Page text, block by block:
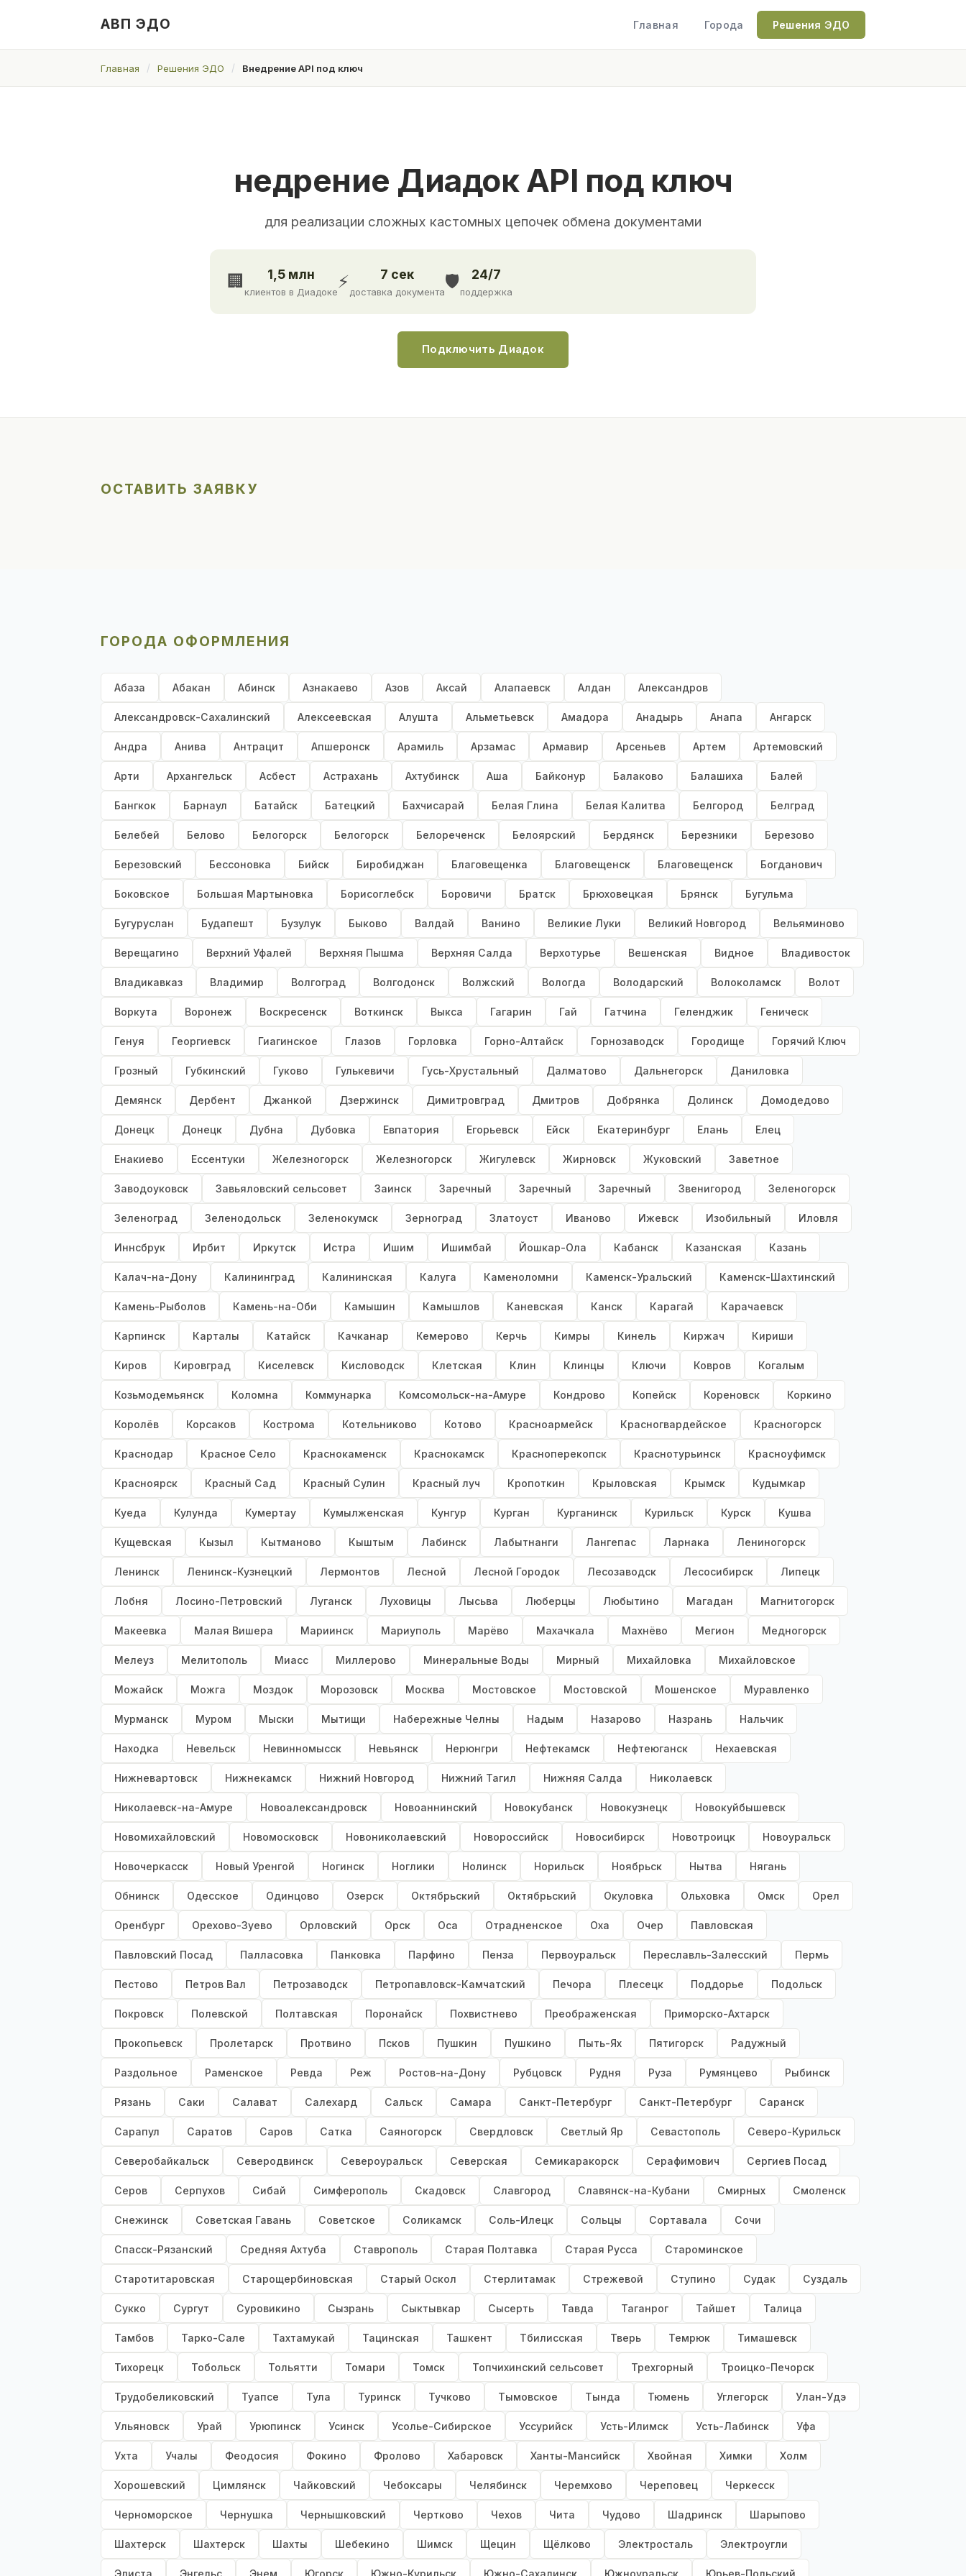
АВП ЭДО Главная Города Решения ЭДО
Главная Решения ЭДО Внедрение API под ключ
недрение Диадок API под ключ
для реализации сложных кастомных цепочек обмена документами
🏢 1,5 млн
клиентов в Диадоке
⚡ 7 сек
доставка документа
🛡️ 24/7
поддержка
Подключить Диадок
ОСТАВИТЬ ЗАЯВКУ
ГОРОДА ОФОРМЛЕНИЯ
Абаза Абакан Абинск Азнакаево Азов Аксай Алапаевск Алдан Александров
Александровск-Сахалинский Алексеевская Алушта Альметьевск Амадора Анадырь Анапа Ангарск
Андра Анива Антрацит Апшеронск Арамиль Арзамас Армавир Арсеньев Артем Артемовский
Арти Архангельск Асбест Астрахань Ахтубинск Аша Байконур Балаково Балашиха Балей
Бангкок Барнаул Батайск Батецкий Бахчисарай Белая Глина Белая Калитва Белгород Белград
Белебей Белово Белогорск Белогорск Белореченск Белоярский Бердянск Березники Березово
Березовский Бессоновка Бийск Биробиджан Благовещенка Благовещенск Благовещенск Богданович
Боковское Большая Мартыновка Борисоглебск Боровичи Братск Брюховецкая Брянск Бугульма
Бугуруслан Будапешт Бузулук Быково Валдай Ванино Великие Луки Великий Новгород Вельяминово
Верещагино Верхний Уфалей Верхняя Пышма Верхняя Салда Верхотурье Вешенская Видное Владивосток
Владикавказ Владимир Волгоград Волгодонск Волжский Вологда Володарский Волоколамск Волот
Воркута Воронеж Воскресенск Воткинск Выкса Гагарин Гай Гатчина Геленджик Геническ
Генуя Георгиевск Гиагинское Глазов Горловка Горно-Алтайск Горнозаводск Городище Горячий Ключ
Грозный Губкинский Гуково Гулькевичи Гусь-Хрустальный Далматово Дальнегорск Даниловка
Демянск Дербент Джанкой Дзержинск Димитровград Дмитров Добрянка Долинск Домодедово
Донецк Донецк Дубна Дубовка Евпатория Егорьевск Ейск Екатеринбург Елань Елец
Енакиево Ессентуки Железногорск Железногорск Жигулевск Жирновск Жуковский Заветное
Заводоуковск Завьяловский сельсовет Заинск Заречный Заречный Заречный Звенигород Зеленогорск
Зеленоград Зеленодольск Зеленокумск Зерноград Златоуст Иваново Ижевск Изобильный Иловля
Иннсбрук Ирбит Иркутск Истра Ишим Ишимбай Йошкар-Ола Кабанск Казанская Казань
Калач-на-Дону Калининград Калининская Калуга Каменоломни Каменск-Уральский Каменск-Шахтинский
Камень-Рыболов Камень-на-Оби Камышин Камышлов Каневская Канск Карагай Карачаевск
Карпинск Карталы Катайск Качканар Кемерово Керчь Кимры Кинель Киржач Кириши
Киров Кировград Киселевск Кисловодск Клетская Клин Клинцы Ключи Ковров Когалым
Козьмодемьянск Коломна Коммунарка Комсомольск-на-Амуре Кондрово Копейск Кореновск Коркино
Королёв Корсаков Кострома Котельниково Котово Красноармейск Красногвардейское Красногорск
Краснодар Красное Село Краснокаменск Краснокамск Красноперекопск Краснотурьинск Красноуфимск
Красноярск Красный Сад Красный Сулин Красный луч Кропоткин Крыловская Крымск Кудымкар
Куеда Кулунда Кумертау Кумылженская Кунгур Курган Курганинск Курильск Курск Кушва
Кущевская Кызыл Кытманово Кыштым Лабинск Лабытнанги Лангепас Ларнака Лениногорск
Ленинск Ленинск-Кузнецкий Лермонтов Лесной Лесной Городок Лесозаводск Лесосибирск Липецк
Лобня Лосино-Петровский Луганск Луховицы Лысьва Люберцы Любытино Магадан Магнитогорск
Макеевка Малая Вишера Мариинск Мариуполь Марёво Махачкала Махнёво Мегион Медногорск
Мелеуз Мелитополь Миасс Миллерово Минеральные Воды Мирный Михайловка Михайловское
Можайск Можга Моздок Морозовск Москва Мостовское Мостовской Мошенское Муравленко
Мурманск Муром Мыски Мытищи Набережные Челны Надым Назарово Назрань Нальчик
Находка Невельск Невинномысск Невьянск Нерюнгри Нефтекамск Нефтеюганск Нехаевская
Нижневартовск Нижнекамск Нижний Новгород Нижний Тагил Нижняя Салда Николаевск
Николаевск-на-Амуре Новоалександровск Новоаннинский Новокубанск Новокузнецк Новокуйбышевск
Новомихайловский Новомосковск Новониколаевский Новороссийск Новосибирск Новотроицк Новоуральск
Новочеркасск Новый Уренгой Ногинск Ноглики Нолинск Норильск Ноябрьск Нытва Нягань
Обнинск Одесское Одинцово Озерск Октябрьский Октябрьский Окуловка Ольховка Омск Орел
Оренбург Орехово-Зуево Орловский Орск Оса Отрадненское Оха Очер Павловская
Павловский Посад Палласовка Панковка Парфино Пенза Первоуральск Переславль-Залесский Пермь
Пестово Петров Вал Петрозаводск Петропавловск-Камчатский Печора Плесецк Поддорье Подольск
Покровск Полевской Полтавская Поронайск Похвистнево Преображенская Приморско-Ахтарск
Прокопьевск Пролетарск Протвино Псков Пушкин Пушкино Пыть-Ях Пятигорск Радужный
Раздольное Раменское Ревда Реж Ростов-на-Дону Рубцовск Рудня Руза Румянцево Рыбинск
Рязань Саки Салават Салехард Сальск Самара Санкт-Петербург Санкт-Петербург Саранск
Сарапул Саратов Саров Сатка Саяногорск Свердловск Светлый Яр Севастополь Северо-Курильск
Северобайкальск Северодвинск Североуральск Северская Семикаракорск Серафимович Сергиев Посад
Серов Серпухов Сибай Симферополь Скадовск Славгород Славянск-на-Кубани Смирных Смоленск
Снежинск Советская Гавань Советское Соликамск Соль-Илецк Сольцы Сортавала Сочи
Спасск-Рязанский Средняя Ахтуба Ставрополь Старая Полтавка Старая Русса Староминское
Старотитаровская Старощербиновская Старый Оскол Стерлитамак Стрежевой Ступино Судак Суздаль
Сукко Сургут Суровикино Сызрань Сыктывкар Сысерть Тавда Таганрог Тайшет Талица
Тамбов Тарко-Сале Тахтамукай Тацинская Ташкент Тбилисская Тверь Темрюк Тимашевск
Тихорецк Тобольск Тольятти Томари Томск Топчихинский сельсовет Трехгорный Троицко-Печорск
Трудобеликовский Туапсе Тула Туринск Тучково Тымовское Тында Тюмень Углегорск Улан-Удэ
Ульяновск Урай Урюпинск Усинск Усолье-Сибирское Уссурийск Усть-Илимск Усть-Лабинск Уфа
Ухта Учалы Феодосия Фокино Фролово Хабаровск Ханты-Мансийск Хвойная Химки Холм
Хорошевский Цимлянск Чайковский Чебоксары Челябинск Черемхово Череповец Черкесск
Черноморское Чернушка Чернышковский Чертково Чехов Чита Чудово Шадринск Шарыпово
Шахтерск Шахтерск Шахты Шебекино Шимск Щецин Щёлково Электросталь Электроугли